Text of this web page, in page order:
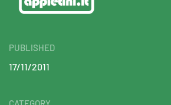
PUBLISHED
17/11/2011